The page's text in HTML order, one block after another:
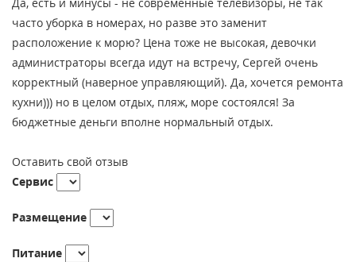
Да, есть и минусы - не современные телевизоры, не так
часто уборка в номерах, но разве это заменит
расположение к морю? Цена тоже не высокая, девочки
администраторы всегда идут на встречу, Сергей очень
корректный (наверное управляющий). Да, хочется ремонта
кухни))) но в целом отдых, пляж, море состоялся! За
бюджетные деньги вполне нормальный отдых.
Оставить свой отзыв
Сервис
Размещение
Питание